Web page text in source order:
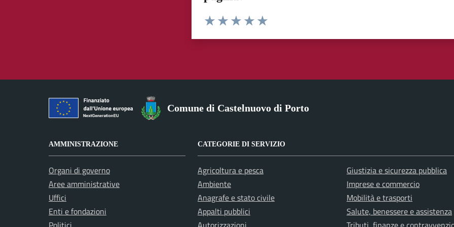
Comune di Castelnuovo di Porto
AMMINISTRAZIONE
Organi di governo
Aree amministrative
Uffici
Enti e fondazioni
CATEGORIE DI SERVIZIO
Agricoltura e pesca
Ambiente
Anagrafe e stato civile
Appalti pubblici
Giustizia e sicurezza pubblica
Imprese e commercio
Mobilità e trasporti
Salute, benessere e assistenza